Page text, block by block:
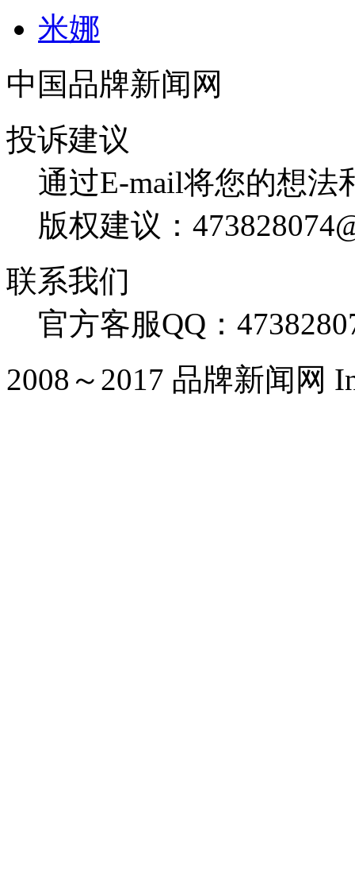
米娜
中国品牌新闻网
投诉建议
通过E-mail将您的想法
版权建议：
联系我们
官方客服QQ：
2008～2017 品牌新闻网